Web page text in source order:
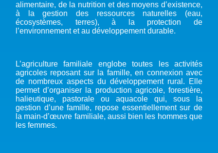
alimentaire, de la nutrition et des moyens d’existence,
à la gestion des ressources naturelles (eau,
écosystèmes, terres), à la protection de
l’environnement et au développement durable.
L’agriculture familiale englobe toutes les activités
agricoles reposant sur la famille, en connexion avec
de nombreux aspects du développement rural. Elle
permet d’organiser la production agricole, forestière,
halieutique, pastorale ou aquacole qui, sous la
gestion d’une famille, repose essentiellement sur de
la main-d’œuvre familiale, aussi bien les hommes que
les femmes.